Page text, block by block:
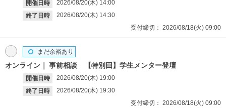
開催日時 2026/08/20(木) 14:00
終了日時
2026/08/20(木) 14:30
受付締切： 2026/08/18(火) 09:00
オンライン 事前相談 【特別回】学生メンター登壇
開催日時 2026/08/20(木) 19:00
終了日時
2026/08/20(木) 19:30
まだ余裕あり
受付締切： 2026/08/18(火) 09:00